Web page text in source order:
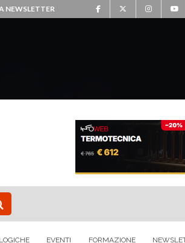
NEWSLETTER
EVENTI FORMAZIONE